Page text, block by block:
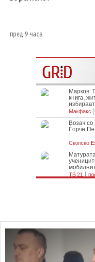
пред 9 часа